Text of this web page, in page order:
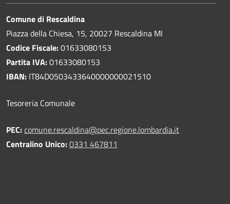
Comune di Rescaldina
Piazza della Chiesa, 15, 20027 Rescaldina MI
Codice Fiscale:01633080153
Partita IVA:01633080153
IBAN: IT84D0503433640000000021510
Tesoreria Comunale
PEC:comune.rescaldina@pec.regione.lombardia.it
Centralino Unico:0331 467811